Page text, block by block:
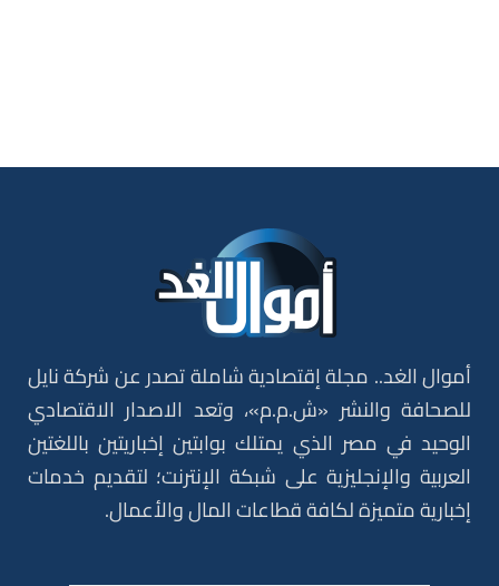
أموال الغد.. مجلة إقتصادية شاملة تصدر عن شركة نايل
للصحافة والنشر «ش.م.م»، وتعد الاصدار الاقتصادي
الوحيد في مصر الذي يمتلك بوابتين إخباريتين باللغتين
العربية والإنجليزية على شبكة الإنترنت؛ لتقديم خدمات
إخبارية متميزة لكافة قطاعات المال والأعمال.